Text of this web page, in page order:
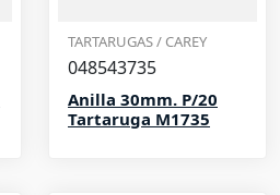
TARTARUGAS / CAREY
048543735
Anilla 30mm. P/20
Tartaruga M1735